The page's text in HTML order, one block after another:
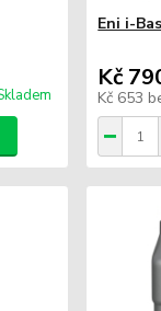
Eni i-
Kč
Kč 653